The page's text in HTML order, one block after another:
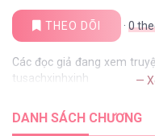
THEO DÕI · 0
Các đọc giả đang xem
tusachxinhxinh
—
DANH SÁCH CHƯƠNG